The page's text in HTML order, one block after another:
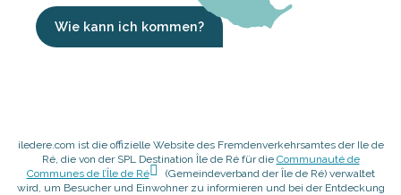
Wie kann ich kommen?
iledere.com ist die offizielle Website des Fremdenverkehrsamtes der Ile de
Ré, die von der SPL Destination Île de Ré für die Communauté de
Communes de l’Île de Ré
(Gemeindeverband der Île de Ré) verwaltet
wird, um Besucher und Einwohner zu informieren und bei der Entdeckung